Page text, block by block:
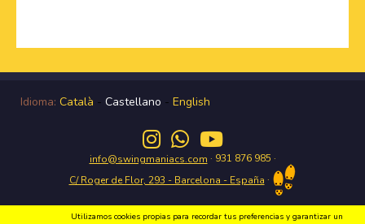
Idioma: Català - Castellano - English
info@swingmaniacs.com · 931 876 985 ·
C/ Roger de Flor, 293 - Barcelona - España ·
Utilizamos cookies propias para recordar tus preferencias y garantizar un